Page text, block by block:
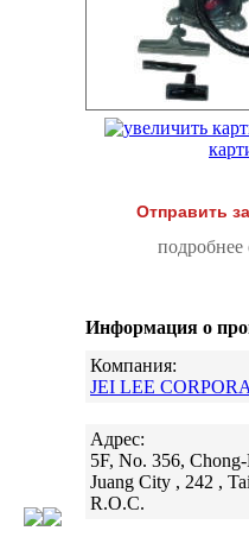
Отправить
подробнее
Информация о
Компания:
JEI LEE
Адрес:
5F, No. 356,
Juang City , 242 ,
R.O.C.